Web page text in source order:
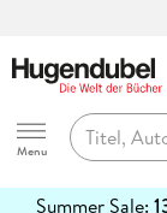
Hugendubel
Menu
Summer Sale: